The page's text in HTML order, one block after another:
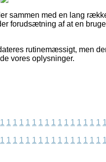
sammen med en lang
forudsætning af at en
rutinemæssigt, men
vores oplysninger.
1 1 1 1 1 1 1 1 1 1 1 1 1 1 1 1 1
1 1 1 1 1 1 1 1 1 1 1 1 1 1 1 1 1